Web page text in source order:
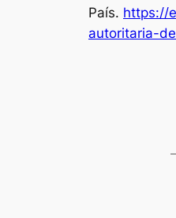
País. https://
autoritaria-